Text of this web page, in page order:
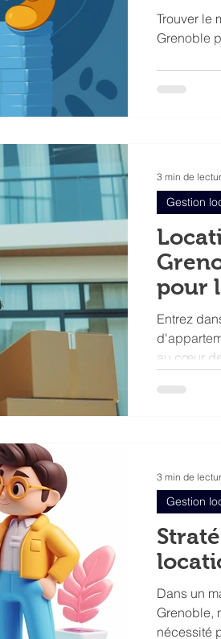
Trouver le
Grenoble
pour
Entrez
au cœur
Gestion
3 min de
Dans un
Grenoble,
nécessité
Gestion
3 min de